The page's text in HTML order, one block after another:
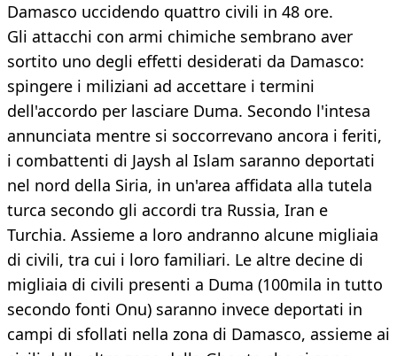
Damasco uccidendo quattro civili in 48 ore.
Gli attacchi con armi chimiche sembrano aver
sortito uno degli effetti desiderati da Damasco:
spingere i miliziani ad accettare i termini
dell'accordo per lasciare Duma. Secondo l'intesa
annunciata mentre si soccorrevano ancora i feriti,
i combattenti di Jaysh al Islam saranno deportati
nel nord della Siria, in un'area affidata alla tutela
turca secondo gli accordi tra Russia, Iran e
Turchia. Assieme a loro andranno alcune migliaia
di civili, tra cui i loro familiari. Le altre decine di
migliaia di civili presenti a Duma (100mila in tutto
secondo fonti Onu) saranno invece deportati in
campi di sfollati nella zona di Damasco, assieme ai